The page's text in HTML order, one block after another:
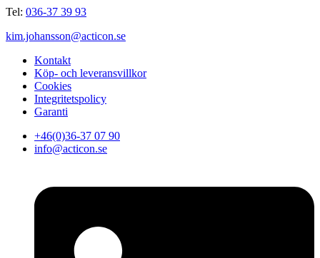
Tel: 036-37 39 93
kim.johansson@acticon.se
Kontakt
Köp- och leveransvillkor
Cookies
Integritetspolicy
Garanti
+46(0)36-37 07 90
info@acticon.se